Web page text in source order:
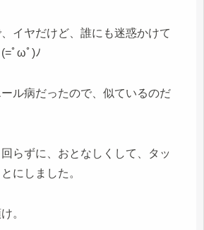
イヤだけど、誰にも迷惑かけて
ﾟωﾟ)ﾉ
ル病だったので、似ているのだ
らずに、おとなしくして、タッ
にしました。
。